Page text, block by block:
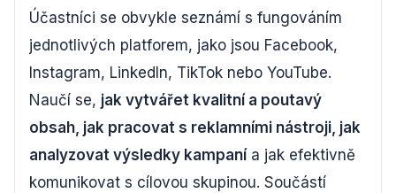
Účastníci se obvykle seznámí s fungováním
jednotlivých platforem, jako jsou Facebook,
Instagram, LinkedIn, TikTok nebo YouTube.
Naučí se, jak vytvářet kvalitní a poutavý
obsah, jak pracovat s reklamními nástroji, jak
analyzovat výsledky kampaní a jak efektivně
komunikovat s cílovou skupinou. Součástí